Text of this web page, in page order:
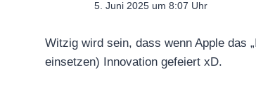
5. Juni 2025 um 8:07 Uhr
Witzig wird sein, dass wenn Apple das
einsetzen) Innovation gefeiert xD.